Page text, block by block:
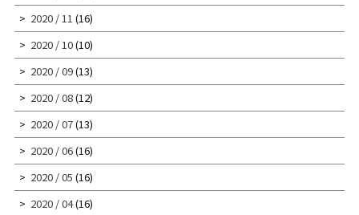
2020 / 11 (16)
2020 / 10(10)
2020 / 09(13)
2020 / 08(12)
2020 / 07(13)
2020 / 06(16)
2020 / 05 (16)
2020 / 04(16)